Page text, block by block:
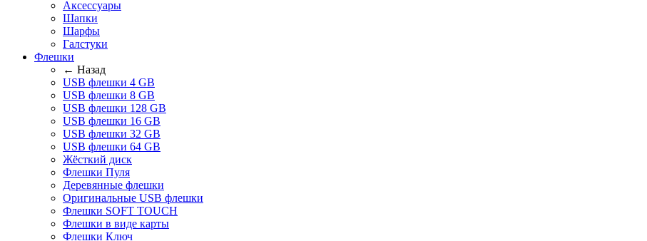
Аксессуары
Шапки
Шарфы
Галстуки
Флешки
← Назад
USB флешки 4 GB
USB флешки 8 GB
USB флешки 128 GB
USB флешки 16 GB
USB флешки 32 GB
USB флешки 64 GB
Жёсткий диск
Флешки Пуля
Деревянные флешки
Оригинальные USB флешки
Флешки SOFT TOUCH
Флешки в виде карты
Флешки Ключ